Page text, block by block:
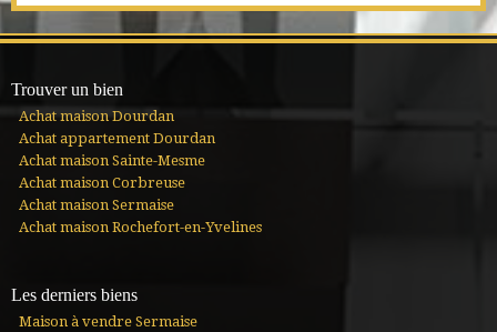
Trouver un bien
Achat maison Dourdan
Achat appartement Dourdan
Achat maison Sainte-Mesme
Achat maison Corbreuse
Achat maison Sermaise
Achat maison Rochefort-en-Yvelines
Les derniers biens
Maison à vendre Sermaise